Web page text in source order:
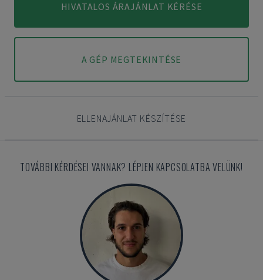
HIVATALOS ÁRAJÁNLAT KÉRÉSE
A GÉP MEGTEKINTÉSE
ELLENAJÁNLAT KÉSZÍTÉSE
TOVÁBBI KÉRDÉSEI VANNAK? LÉPJEN KAPCSOLATBA VELÜNK!